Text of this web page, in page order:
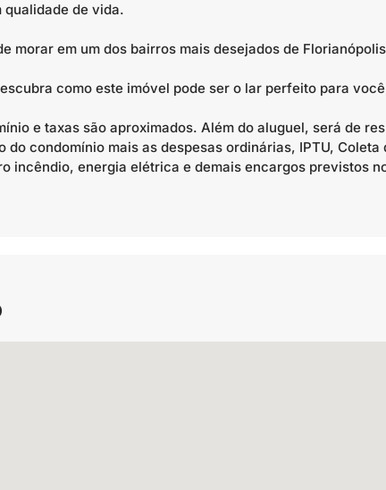
qualidade de vida.
morar em um dos bairros mais desejados de
como este imóvel pode ser o lar perfeito para
e taxas são aproximados. Além do aluguel, será de
do condomínio mais as despesas ordinárias, IPTU, Coleta
incêndio, energia elétrica e demais encargos previstos